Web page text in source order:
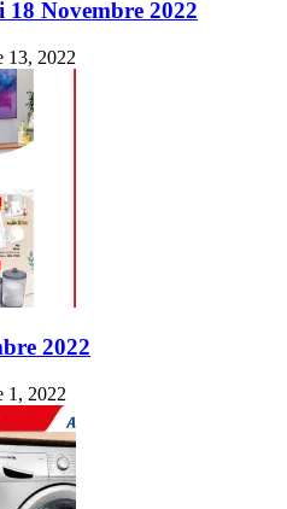
Novembre 2022
13, 2022
2022
1, 2022